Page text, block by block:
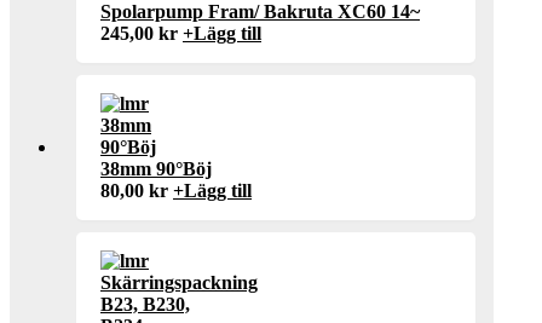
Spolarpump Fram/ Bakruta XC60 14~
245,00 kr +Lägg till
38mm 90°Böj
80,00 kr +Lägg till